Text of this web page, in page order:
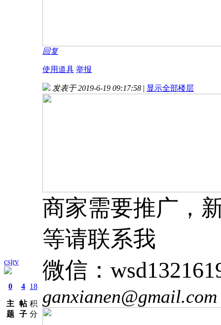
回复
使用道具 举报
csjrv
0
主
题
4
帖
子
18
积
分
发表于 2019-6-19 09:17:58 | 显示全部楼层
商家需要推广，
等请联系我
微信：
ganxianen@gmail.com